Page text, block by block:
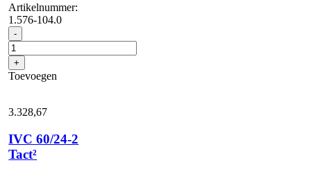
Artikelnummer:
1.576-104.0
- IVC
60/24-
2
Ap
aantal
+
Toevoegen
3.328,67
IVC 60/24-2
Tact²